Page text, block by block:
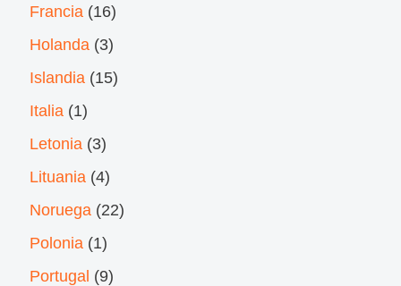
Francia (16)
Holanda (3)
Islandia (15)
Italia (1)
Letonia (3)
Lituania (4)
Noruega (22)
Polonia (1)
Portugal (9)